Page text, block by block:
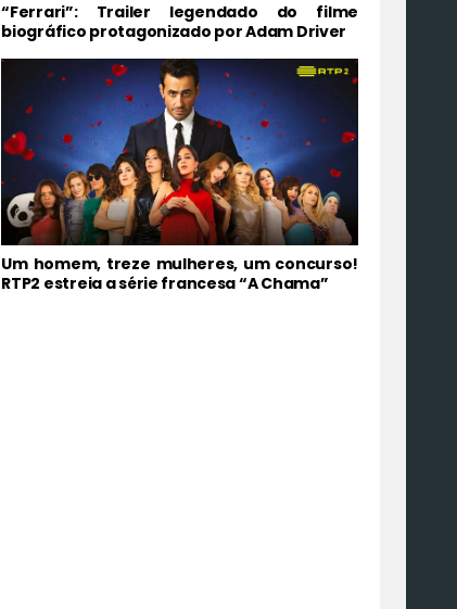
“Ferrari”: Trailer legendado do filme
biográfico protagonizado por Adam Driver
Um homem, treze mulheres, um concurso!
RTP2 estreia a série francesa “A Chama”